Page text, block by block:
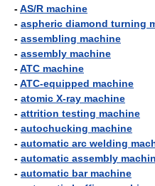
-AS/R machine
- aspheric diamond turning
- assembling machine
- assembly machine
-ATC machine
-ATC-equipped machine
- atomic X-ray machine
- attrition testing machine
- autochucking machine
- automatic arc welding
- automatic assembly
- automatic bar machine